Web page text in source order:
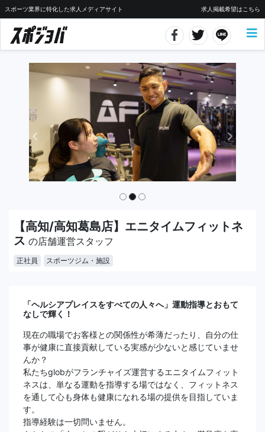
スポーツ業界に特化した求人メディアサイト 求人掲載希望はこちら
【高知/高知葛島店】エニタイムフィットネ
ス の店舗運営スタッフ
正社員 スポーツジム・施設
「ヘルシアプレイスをすべての人々へ」運動指導とおもて
なしで輝く！
現在の職場でお客様との関係性が希薄だったり、自分の仕
事が健康に直接貢献している実感が少ないと感じていませ
んか？
私たちglobがフランチャイズ運営するエニタイムフィット
ネスは、単なる運動を指導する場ではなく、フィットネス
を通して心も身体も健康になれる場の提供を目指していま
す。
指導経験は一切問いません。